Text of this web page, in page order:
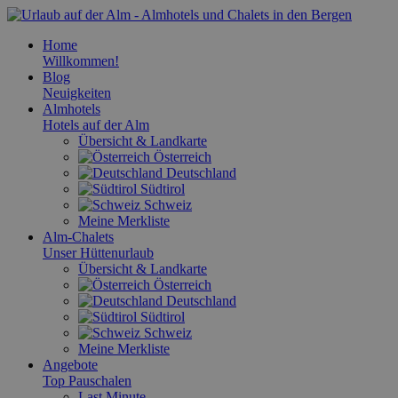
Home
Willkommen!
Blog
Neuigkeiten
Almhotels
Hotels auf der Alm
Übersicht & Landkarte
Österreich
Deutschland
Südtirol
Schweiz
Meine Merkliste
Alm-Chalets
Unser Hüttenurlaub
Übersicht & Landkarte
Österreich
Deutschland
Südtirol
Schweiz
Meine Merkliste
Angebote
Top Pauschalen